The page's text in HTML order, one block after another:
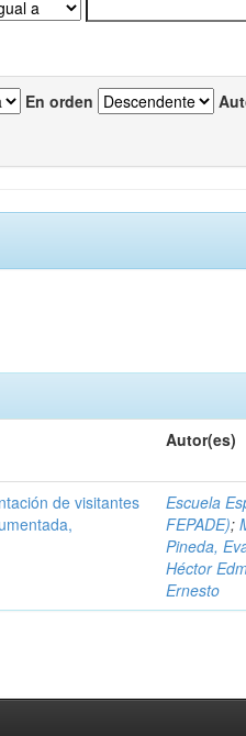
En orden
Autor(es)
de visitantes
Escuela
FEPADE);
Pineda,
Héctor
Ernesto